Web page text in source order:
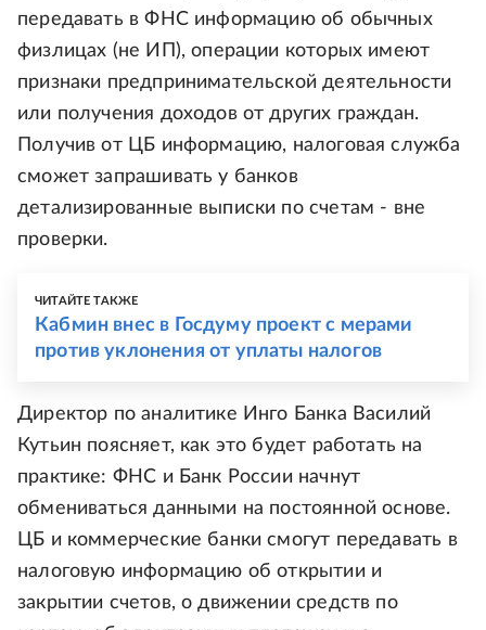
передавать в ФНС информацию об обычных
физлицах (не ИП), операции которых имеют
признаки предпринимательской деятельности
или получения доходов от других граждан.
Получив от ЦБ информацию, налоговая служба
сможет запрашивать у банков
детализированные выписки по счетам - вне
проверки.
ЧИТАЙТЕ ТАКЖЕ
Кабмин внес в Госдуму проект с мерами
против уклонения от уплаты налогов
Директор по аналитике Инго Банка Василий
Кутьин поясняет, как это будет работать на
практике: ФНС и Банк России начнут
обмениваться данными на постоянной основе.
ЦБ и коммерческие банки смогут передавать в
налоговую информацию об открытии и
закрытии счетов, о движении средств по